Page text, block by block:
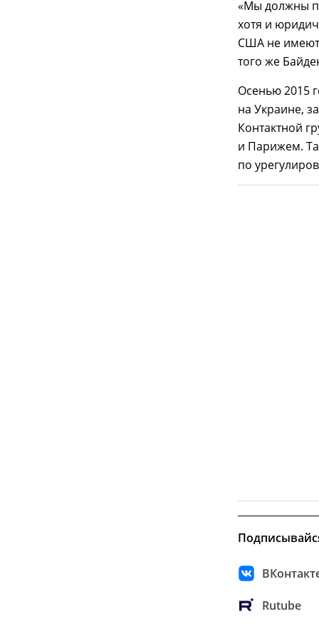
«Мы должны
хотя и
США не имеют
того же
Осенью 2015
на Украине,
Контактной
и Парижем.
по
Rutube